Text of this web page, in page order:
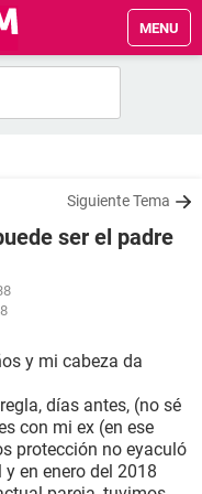
MENU
Siguiente Tema
ser el padre
y mi cabeza da
días antes, (no sé
con mi ex (en ese
protección no eyaculó
en enero del 2018